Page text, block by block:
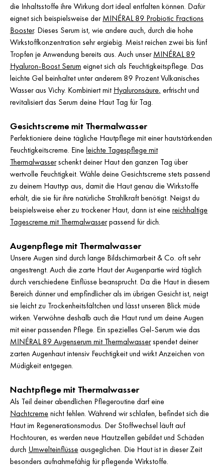
die Inhaltsstoffe ihre Wirkung dort ideal entfalten können. Dafür
eignet sich beispielsweise derMINÉRAL 89 Probiotic Fractions
Booster. Dieses Serum ist, wie andere auch, durch die hohe
Wirkstoffkonzentration sehr ergiebig. Meist reichen zwei bis fünf
Tropfen je Anwendung bereits aus. Auch unserMINÉRAL 89
Hyaluron-Boost Serum eignet sich als Feuchtigkeitspflege. Das
leichte Gel beinhaltet unter anderem 89 Prozent Vulkanisches
Wasser aus Vichy. Kombiniert mit Hyaluronsäure, erfrischt und
revitalisiert das Serum deine Haut Tag für Tag.
Gesichtscreme mit Thermalwasser
Perfektioniere deine tägliche Hautpflege mit einer hautstärkenden
Feuchtigkeitscreme. Eineleichte Tagespflege mit
Thermalwasserschenkt deiner Haut den ganzen Tag über
wertvolle Feuchtigkeit. Wähle deine Gesichtscreme stets passend
zu deinem Hauttyp aus, damit die Haut genau die Wirkstoffe
erhält, die sie für ihre natürliche Strahlkraft benötigt. Neigst du
beispielsweise eher zu trockener Haut, dann ist einereichhaltige
Tagescreme mit Thermalwasserpassend für dich.
Augenpflege mit Thermalwasser
Unsere Augen sind durch lange Bildschirmarbeit & Co. oft sehr
angestrengt. Auch die zarte Haut der Augenpartie wird täglich
durch verschiedene Einflüsse beansprucht. Da die Haut in diesem
Bereich dünner und empfindlicher als im übrigen Gesicht ist, neigt
sie leicht zu Trockenheitsfältchen und lässt unseren Blick müde
wirken. Verwöhne deshalb auch die Haut rund um deine Augen
mit einer passenden Pflege. Ein spezielles Gel-Serum wie das
MINÉRAL 89 Augenserum mit Thermalwasserspendet deiner
zarten Augenhaut intensiv Feuchtigkeit und wirkt Anzeichen von
Müdigkeit entgegen.
Nachtpflege mit Thermalwasser
Als Teil deiner abendlichen Pflegeroutine darf eine
Nachtcremenicht fehlen. Während wir schlafen, befindet sich die
Haut im Regenerationsmodus. Der Stoffwechsel läuft auf
Hochtouren, es werden neue Hautzellen gebildet und Schäden
durch Umwelteinflüsseausgeglichen. Die Haut ist in dieser Zeit
besonders aufnahmefähig für pflegende Wirkstoffe.